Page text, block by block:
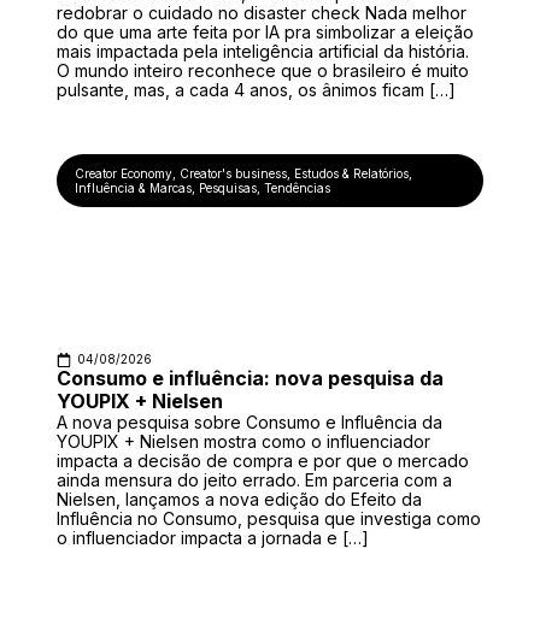
redobrar o cuidado no disaster check Nada melhor
do que uma arte feita por IA pra simbolizar a eleição
mais impactada pela inteligência artificial da história.
O mundo inteiro reconhece que o brasileiro é muito
pulsante, mas, a cada 4 anos, os ânimos ficam […]
Creator Economy Creator's business Estudos & Relatórios
Influência & Marcas Pesquisas ,Tendências
04/08/2026
Consumo e influência: nova pesquisa da
YOUPIX + Nielsen
A nova pesquisa sobre Consumo e Influência da
YOUPIX + Nielsen mostra como o influenciador
impacta a decisão de compra e por que o mercado
ainda mensura do jeito errado. Em parceria com a
Nielsen, lançamos a nova edição do Efeito da
Influência no Consumo, pesquisa que investiga como
o influenciador impacta a jornada e […]